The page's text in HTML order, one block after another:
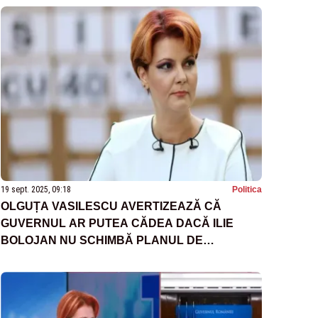
19 sept. 2025, 09:18 Politica
OLGUȚA VASILESCU AVERTIZEAZĂ CĂ
GUVERNUL AR PUTEA CĂDEA DACĂ ILIE
BOLOJAN NU SCHIMBĂ PLANUL DE